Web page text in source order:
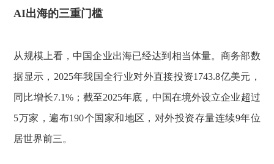
AI出海的三重门槛
从规模上看，中国企业出海已经达到相当体量。商务部数
据显示，2025年我国全行业对外直接投资1743.8亿美元，
同比增长7.1%；截至2025年底，中国在境外设立企业超过
5万家，遍布190个国家和地区，对外投资存量连续9年位
居世界前三。